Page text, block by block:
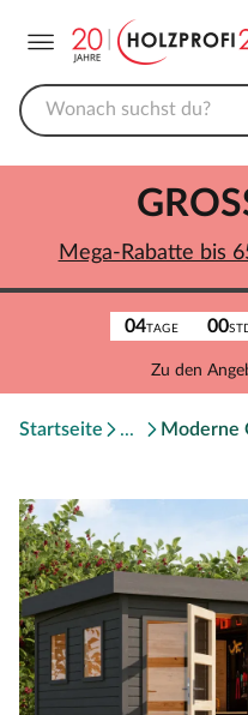
04TAGE 00
Zu den
Mega-Rabatte bis
Startseite Moderne